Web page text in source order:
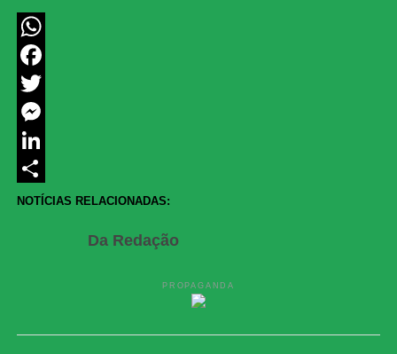
WhatsApp
Facebook
Twitter
Messenger
LinkedIn
Share
NOTÍCIAS RELACIONADAS:
Da Redação
PROPAGANDA